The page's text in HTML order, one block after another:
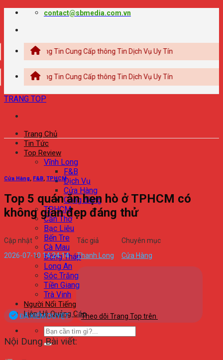
Chuyển
contact@sbmedia.com.vn
Tin Cung Cấp thông Tin Dịch Vụ Uy Tín
Tin Cung Cấp thông Tin Dịch Vụ Uy Tín
TRANG TOP
Trang Chủ
Tin Tức
Top Review
Vĩnh Long
F&B
Dịch Vụ
Cửa Hàng
Cộng đồng
TPHCM
Cần Thơ
Bạc Liêu
Bến Tre
Cà Mau
Đồng Tháp
Long An
Sóc Trăng
Tiền Giang
Trà Vinh
Người Nổi Tiếng
Liên Hệ Quảng Cáo
Cửa Hàng, F&B, TPHCM
Top 5 quán ăn hẹn hò ở TPHCM có
không gian đẹp đáng thử
Cập nhật
2026-07-10 14:24:14
Tác giả
Thanh Long
Chuyên mục
Cửa Hàng
ĐÃ KIỂM DUYỆT Theo dõi Trang Top trên
Nội Dung Bài viết: